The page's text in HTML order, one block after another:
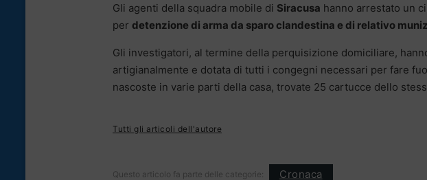
Gli agenti della squadra mobile di Siracusa hanno arrestato un
per detenzione di arma da sparo clandestina e di relativo
Gli investigatori, al termine della perquisizione domiciliare,
artigianalmente e dotata di tutti i congegni necessari per fare
nascoste in varie parti della casa, trovate 25 cartucce dello
Tutti gli articoli dell'autore
Questo articolo fa parte delle categorie: Cronaca